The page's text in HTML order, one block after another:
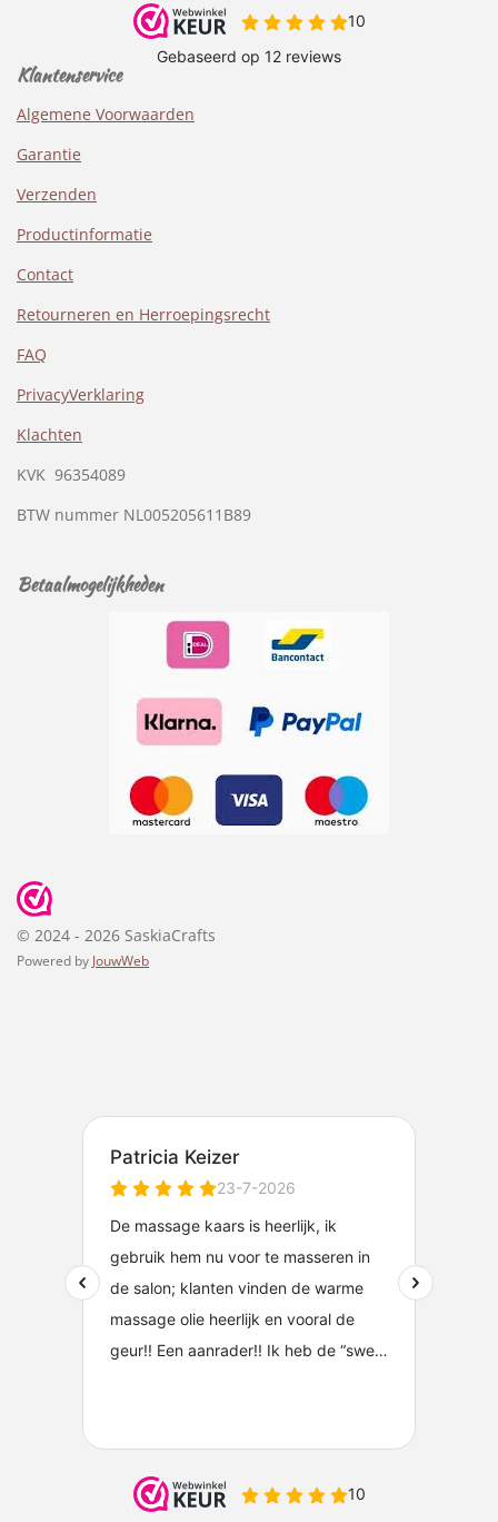
Klantenservice
Algemene Voorwaarden
Garantie
Verzenden
Productinformatie
Contact
Retourneren en Herroepingsrecht
FAQ
PrivacyVerklaring
Klachten
KVK 96354089
BTW nummer NL005205611B89
Betaalmogelijkheden
© 2024 - 2026 SaskiaCrafts
Powered by JouwWeb